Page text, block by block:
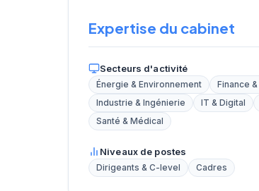
Expertise du cabinet
Secteurs d'activité
Énergie & Environnement
Finance
Industrie & Ingénierie
IT & Digital
Santé & Médical
Niveaux de postes
Dirigeants & C-level Cadres